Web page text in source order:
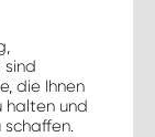
sind
die Ihnen
halten und
schaffen.